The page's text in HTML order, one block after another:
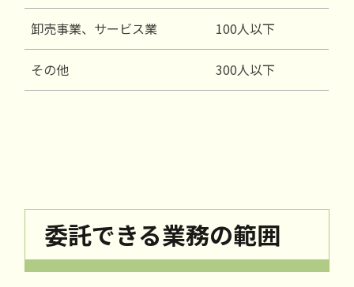
卸売事業、サービス業 100人以下
その他 300人以下
委託できる業務の範囲